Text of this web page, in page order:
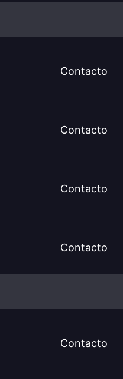
Contacto
Contacto
Contacto
Contacto
Contacto